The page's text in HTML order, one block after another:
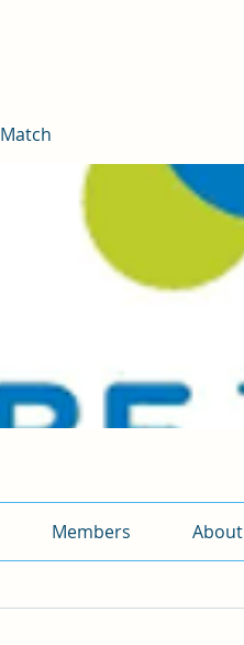
Members About